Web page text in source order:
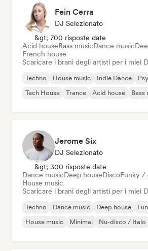
Fein Cerra
DJ Selezionato
&gt; 700 risposte date
Acid houseBass musicDance music
French house
Scaricare i brani degli artisti per i miei
Techno House music Indie Dance
Tech House
Trance Acid house Bass
Jerome Six
DJ Selezionato
&gt; 300 risposte date
Dance musicDeep houseDiscoFunky /
House music
Scaricare i brani degli artisti per i miei
Techno Dance music Deep house
House music
Minimal Nu-disco / Italo